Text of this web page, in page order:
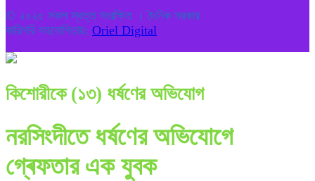
© ২০২৫ সকল স্বত্ত সংরক্ষিত । দৈনিক সরকার
কারিগরি সহযোগিতায়: Oriel Digital
কিশোরীকে (১৩) ধর্ষণের অভিযোগ
নরসিংদীতে ধর্ষণের অভিযোগে
গ্ৰেফতার এক যুবক